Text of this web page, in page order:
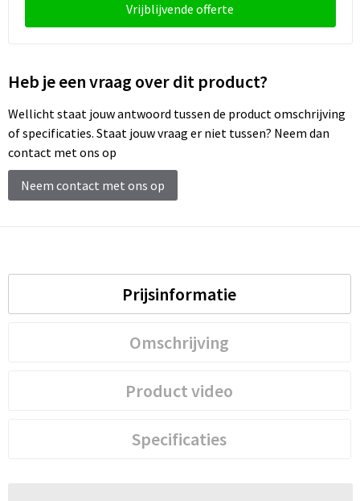
Vrijblijvende offerte
Heb je een vraag over dit product?
Wellicht staat jouw antwoord tussen de product omschrijving
of specificaties. Staat jouw vraag er niet tussen? Neem dan
contact met ons op
Neem contact met ons op
Prijsinformatie
Omschrijving
Product video
Specificaties